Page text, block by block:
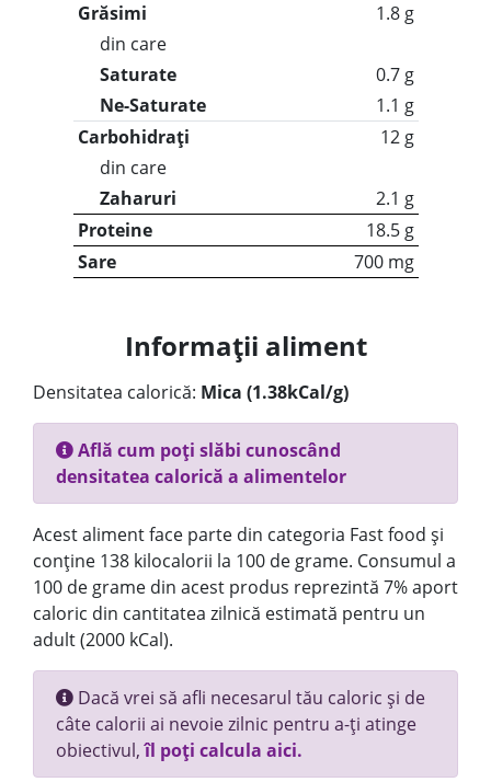
Grăsimi
1.8 g
din care
Saturate
0.7 g
Ne-Saturate
1.1 g
Carbohidrați
12 g
din care
Zaharuri
2.1 g
Proteine
18.5 g
Sare
700 mg
Informații aliment
Densitatea calorică: Mica (1.38kCal/g)
Află cum poți slăbi cunoscând
densitatea calorică a alimentelor
Acest aliment face parte din categoria Fast food și
conține 138 kilocalorii la 100 de grame. Consumul a
100 de grame din acest produs reprezintă 7% aport
caloric din cantitatea zilnică estimată pentru un
adult (2000 kCal).
Dacă vrei să afli necesarul tău caloric și de
câte calorii ai nevoie zilnic pentru a-ți atinge
obiectivul,îl poți calcula aici.